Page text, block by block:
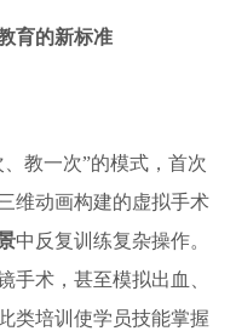
育的新标准
教一次”的模式，首次
维动画构建的虚拟手术
中反复训练复杂操作。
手术，甚至模拟出血、
类培训使学员技能掌握